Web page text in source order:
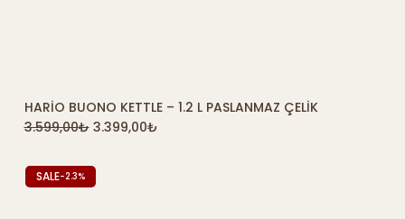
SEPETE EKLE
HARIO BUONO KETTLE – 1.2 L PASLANMAZ ÇELIK
3.599,00₺ 3.399,00₺
SALE-2.3%